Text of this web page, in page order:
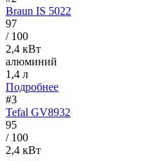
Braun IS 5022
97
/ 100
2,4 кВт
алюминий
1,4 л
Подробнее
#3
Tefal GV8932
95
/ 100
2,4 кВт